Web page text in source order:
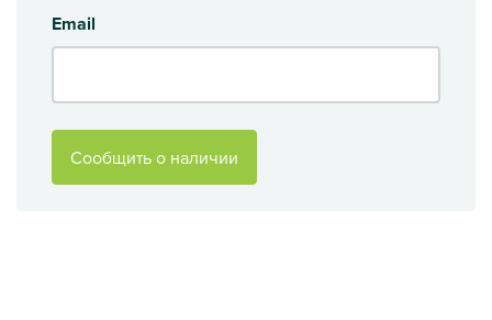
Email
Сообщить о наличии